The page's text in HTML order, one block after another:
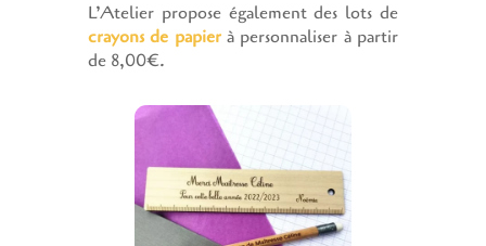
L’Atelier propose également des lots de
crayons de papier à personnaliser à partir
de 8,00€.